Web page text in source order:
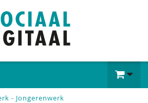
- Jongerenwerk